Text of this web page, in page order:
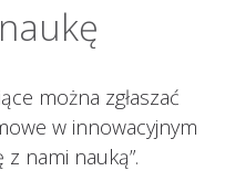
można zgłaszać
w innowacyjnym
nami nauką”.